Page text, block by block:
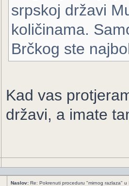
srpskoj državi
količinama.
Brčkog ste
Kad vas
državi, a imate
Naslov: Re: Pokrenuti proceduru "mirnog razlaza" u